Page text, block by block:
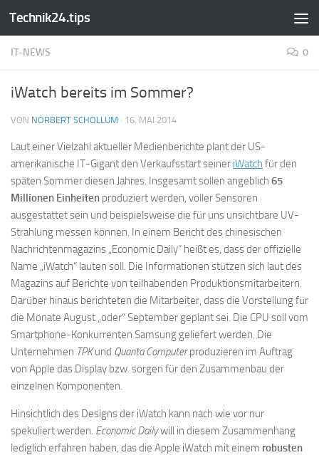
Zum Inhalt springen
Technik24.tips
IT-NEWS 0
iWatch bereits im Sommer?
VON NORBERT SCHOLLUM · 16. MAI 2014
Laut einer Vielzahl aktueller Medienberichte plant der US-
amerikanische IT-Gigant den Verkaufsstart seiner iWatch für den
späten Sommer diesen Jahres. Insgesamt sollen angeblich 65
Millionen Einheiten produziert werden, voller Sensoren
ausgestattet sein und beispielsweise die für uns unsichtbare UV-
Strahlung messen können. In einem Bericht des chinesischen
Nachrichtenmagazins „Economic Daily“ heißt es, dass der offizielle
Name „iWatch“ lauten soll. Die Informationen stützen sich laut des
Magazins auf Berichte von teilhabenden Produktionsmitarbeitern.
Darüber hinaus berichteten die Mitarbeiter, dass die Vorstellung für
die Monate August „oder“ September geplant sei. Die CPU soll vom
Smartphone-Konkurrenten Samsung geliefert werden. Die
Unternehmen TPKund Quanta Computerproduzieren im Auftrag
von Apple das Display bzw. sorgen für den Zusammenbau der
einzelnen Komponenten.
Hinsichtlich des Designs der iWatch kann nach wie vor nur
spekuliert werden. Economic Dailywill in diesem Zusammenhang
lediglich erfahren haben, das die Apple iWatch mit einem robusten